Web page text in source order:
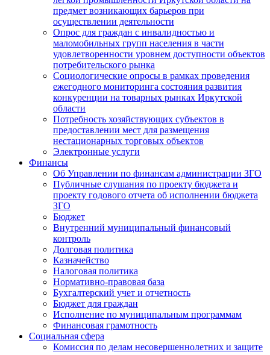
предмет возникающих барьеров при
осуществлении деятельности
Опрос для граждан с инвалидностью и
маломобильных групп населения в части
удовлетворенности уровнем доступности объектов
потребительского рынка
Социологические опросы в рамках проведения
ежегодного мониторинга состояния развития
конкуренции на товарных рынках Иркутской
области
Потребность хозяйствующих субъектов в
предоставлении мест для размещения
нестационарных торговых объектов
Электронные услуги
Финансы
Об Управлении по финансам администрации ЗГО
Публичные слушания по проекту бюджета и
проекту годового отчета об исполнении бюджета
ЗГО
Бюджет
Внутренний муниципальный финансовый
контроль
Долговая политика
Казначейство
Налоговая политика
Нормативно-правовая база
Бухгалтерский учет и отчетность
Бюджет для граждан
Исполнение по муниципальным программам
Финансовая грамотность
Социальная сфера
Комиссия по делам несовершеннолетних и защите